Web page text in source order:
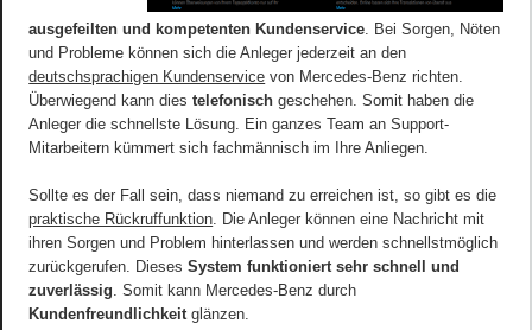
ausgefeilten und kompetenten Kundenservice. Bei Sorgen, Nöten
und Probleme können sich die Anleger jederzeit an den
deutschsprachigen Kundenservice von Mercedes-Benz richten.
Überwiegend kann diestelefonisch geschehen. Somit haben die
Anleger die schnellste Lösung. Ein ganzes Team an Support-
Mitarbeitern kümmert sich fachmännisch im Ihre Anliegen.
Sollte es der Fall sein, dass niemand zu erreichen ist, so gibt es die
praktische Rückruffunktion. Die Anleger können eine Nachricht mit
ihren Sorgen und Problem hinterlassen und werden schnellstmöglich
zurückgerufen. DiesesSystem funktioniert sehr schnell und
zuverlässig. Somit kann Mercedes-Benz durch
Kundenfreundlichkeitglänzen.